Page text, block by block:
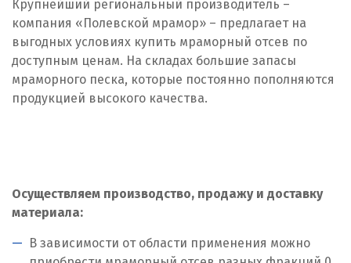
Красноярск
Крым
Кузино
Л
Лангепас
Липецк
Крупнейший региональный производитель –
компания «Полевской мрамор» – предлагает на
выгодных условиях купить мраморный отсев по
доступным ценам. На складах большие запасы
мраморного песка, которые постоянно пополняются
продукцией высокого качества.
Осуществляем производство, продажу и доставку
материала:
В зависимости от области применения можно